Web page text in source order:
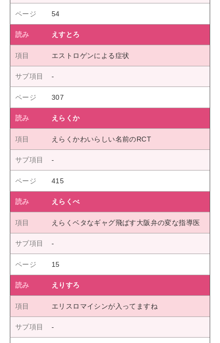
54
えすとろ
エストロゲンによる症状
307
えらくか
えらくかわいらしい名前のRCT
415
えらくべ
えらくベタなギャグ飛ばす大阪弁の変な指導医
15
えりすろ
エリスロマイシンが入ってますね